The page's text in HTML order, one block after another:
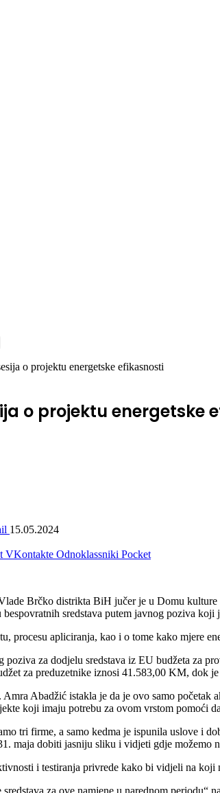
o projektu energetske efikasnosti
o projektu energetske
15.05.2024
VKontakte Odnoklassniki Pocket
Brčko distrikta BiH jučer je u Domu
sredstava putem javnog poziva koji
procesu apliciranja, kao i o tome kako mjere
za dodjelu sredstava iz EU budžeta za
za preduzetnike iznosi 41.583,00 KM, dok
Abadžić istakla je da je ovo samo
koji imaju potrebu za ovom vrstom pomoći
tri firme, a samo kedma je ispunila uslove i
maja dobiti jasniju sliku i vidjeti gdje možemo
i testiranja privrede kako bi vidjeli na
za ove namjene u narednom periodu“